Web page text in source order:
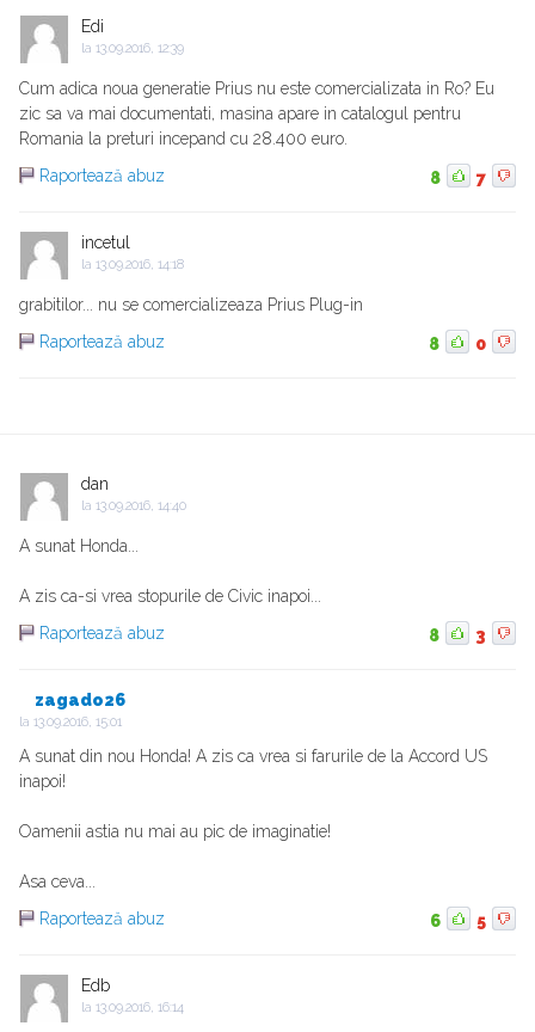
Edi
la 13.09.2016, 12:39
Cum adica noua generatie Prius nu este comercializata in Ro? Eu
zic sa va mai documentati, masina apare in catalogul pentru
Romania la preturi incepand cu 28.400 euro.
Raportează abuz
8 7
incetul
la 13.09.2016, 14:18
grabitilor... nu se comercializeaza Prius Plug-in
Raportează abuz
8 0
dan
la 13.09.2016, 14:40
A sunat Honda...
A zis ca-si vrea stopurile de Civic inapoi...
Raportează abuz
8 3
zagado26
la 13.09.2016, 15:01
A sunat din nou Honda! A zis ca vrea si farurile de la Accord US
inapoi!
Oamenii astia nu mai au pic de imaginatie!
Asa ceva...
Raportează abuz
6 5
Edb
la 13.09.2016, 16:14